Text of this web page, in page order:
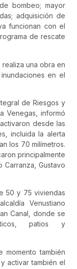
bombeo; mayor
adquisición de
funcionan con el
de rescate
una obra en
en el
de Riesgos y
Venegas, informó
desde las
incluida la alerta
los 70 milímetros.
principalmente
Carranza, Gustavo
50 y 75 viviendas
Venustiano
Canal, donde se
patios y
momento también
activar también el